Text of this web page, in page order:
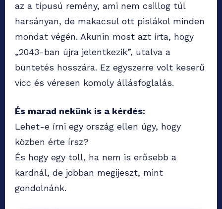
az a típusú remény, ami nem csillog túl
harsányan, de makacsul ott pislákol minden
mondat végén. Akunin most azt írta, hogy
„2043-ban újra jelentkezik”, utalva a
büntetés hosszára. Ez egyszerre volt keserű
vicc és véresen komoly állásfoglalás.
És marad nekünk is a kérdés:
Lehet-e írni egy ország ellen úgy, hogy
közben érte írsz?
És hogy egy toll, ha nem is erősebb a
kardnál, de jobban megijeszt, mint
gondolnánk.